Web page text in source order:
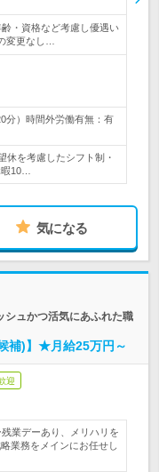
・資格など考慮し優遇い
変更なし…
分）時間外労働有無：有
を考慮したシフト制・
10…
気になる
シュかつ活気にあふれた職
補)】★月給25万円～
迎
業デーあり、メリハリを
業務をメインにお任せし